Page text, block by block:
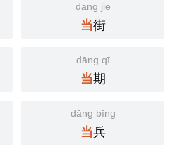
dāng jiē
当街
dāng qī
当期
dāng bīng
当兵